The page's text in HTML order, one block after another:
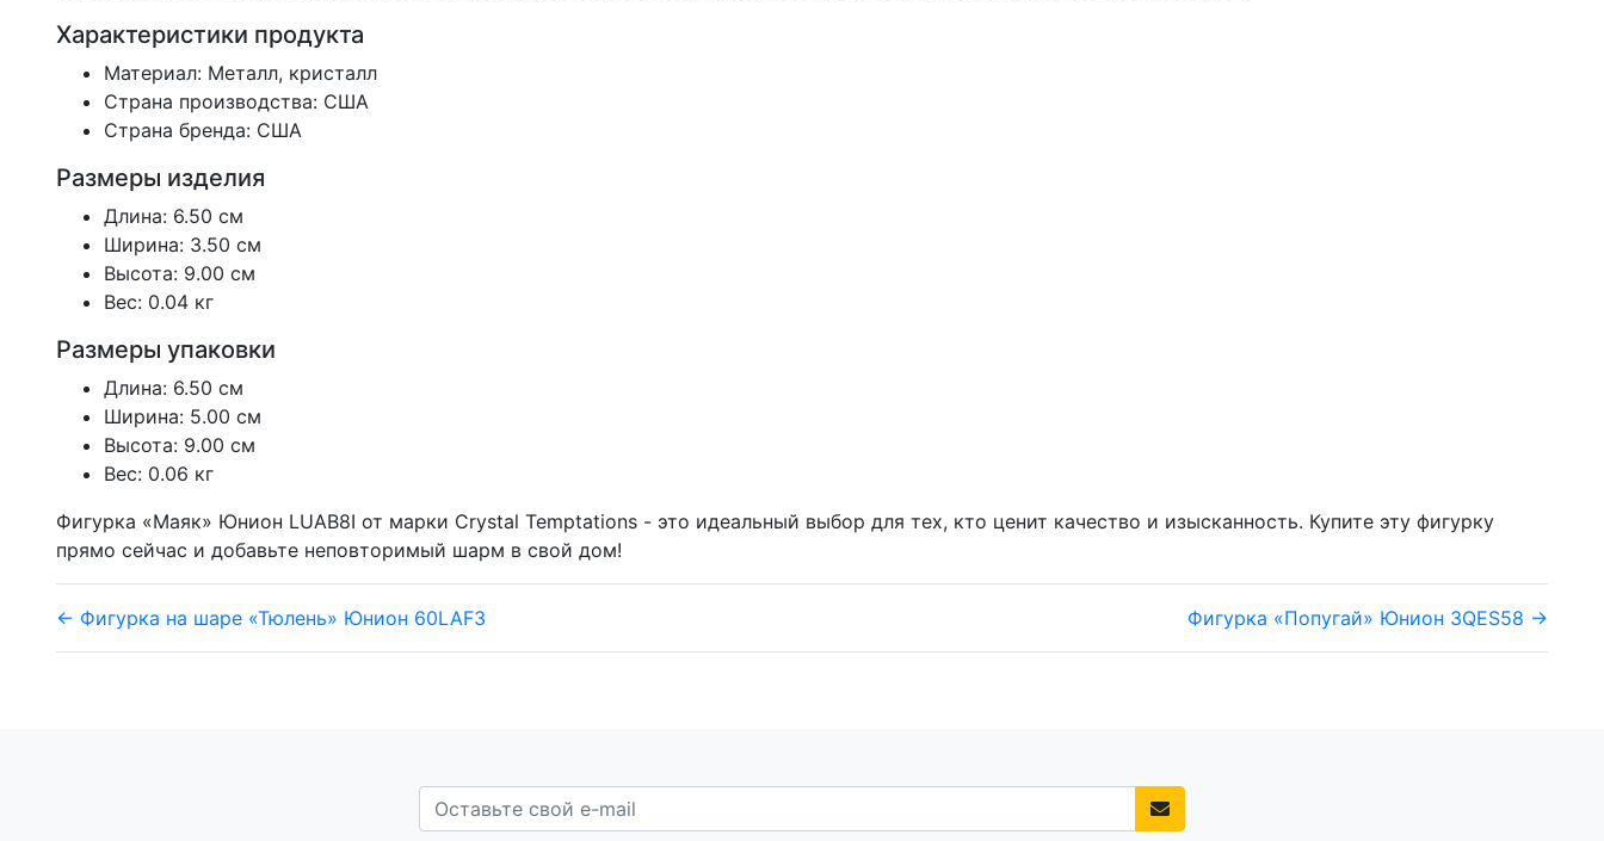
Характеристики продукта
Материал: Металл, кристалл
Страна производства: США
Страна бренда: США
Размеры изделия
Длина: 6.50 см
Ширина: 3.50 см
Высота: 9.00 см
Вес: 0.04 кг
Размеры упаковки
Длина: 6.50 см
Ширина: 5.00 см
Высота: 9.00 см
Вес: 0.06 кг
Фигурка «Маяк» Юнион LUAB8I от марки Crystal Temptations - это идеальный выбор для тех, кто ценит качество и изысканность. Купите эту фигурку
прямо сейчас и добавьте неповторимый шарм в свой дом!
← Фигурка на шаре «Тюлень» Юнион 60LAF3 Фигурка «Попугай» Юнион 3QES58 →